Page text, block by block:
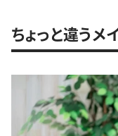
ちょっと違う